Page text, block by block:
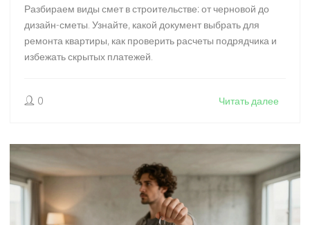
Разбираем виды смет в строительстве: от черновой до
дизайн-сметы. Узнайте, какой документ выбрать для
ремонта квартиры, как проверить расчеты подрядчика и
избежать скрытых платежей.
0 Читать далее